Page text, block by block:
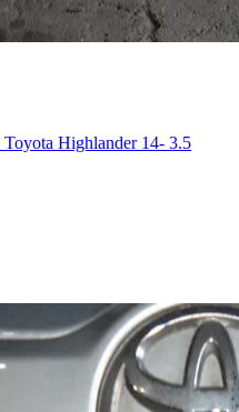
Toyota Highlander 14- 3.5